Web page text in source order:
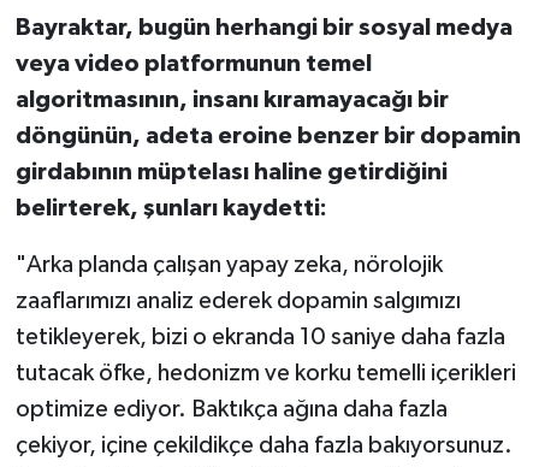
Bayraktar, bugün herhangi bir sosyal medya
veya video platformunun temel
algoritmasının, insanı kıramayacağı bir
döngünün, adeta eroine benzer bir dopamin
girdabının müptelası haline getirdiğini
belirterek, şunları kaydetti:
"Arka planda çalışan yapay zeka, nörolojik
zaaflarımızı analiz ederek dopamin salgımızı
tetikleyerek, bizi o ekranda 10 saniye daha fazla
tutacak öfke, hedonizm ve korku temelli içerikleri
optimize ediyor. Baktıkça ağına daha fazla
çekiyor, içine çekildikçe daha fazla bakıyorsunuz.